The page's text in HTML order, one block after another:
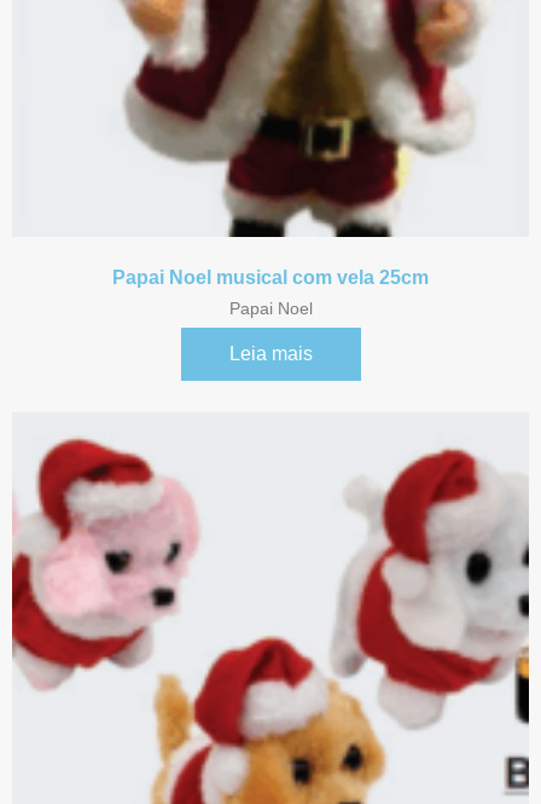
Referência BR2345
Referência BR1960
Referência BR1945 2
Referência BR1960 2
Papais Noeis
Papai Noel musical com vela 25cm
Papai Noel
Leia mais